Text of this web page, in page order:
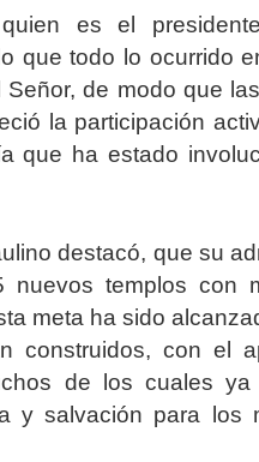
es el
que todo lo ocurrido
de modo que
la participación
que ha estado
destacó, que su
nuevos templos con
meta ha sido
construidos, con el
de los cuales
y salvación para los